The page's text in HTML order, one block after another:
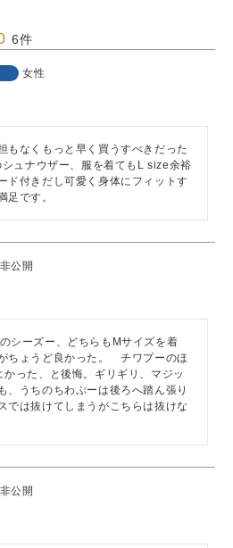
6
女性
もなくもっと早く買うすべきだった
ュナウザー、服を着てもL size余裕
ド付きだし可愛く身体にフィットす
足です。
非公開
シーズー、どちらもMサイズを着
ちょうど良かった。　チワプーのほ
った、と後悔。ギリギリ、マジッ
、うちのちわぷーは後ろへ踏ん張り
では抜けてしまうがこちらは抜けな
非公開